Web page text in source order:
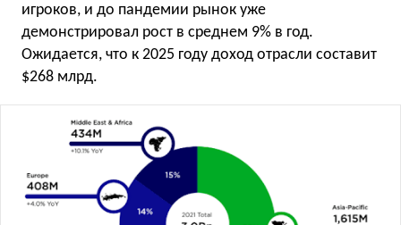
игроков, и до пандемии рынок уже
демонстрировал рост в среднем 9% в год.
Ожидается, что к 2025 году доход отрасли составит
$268 млрд.